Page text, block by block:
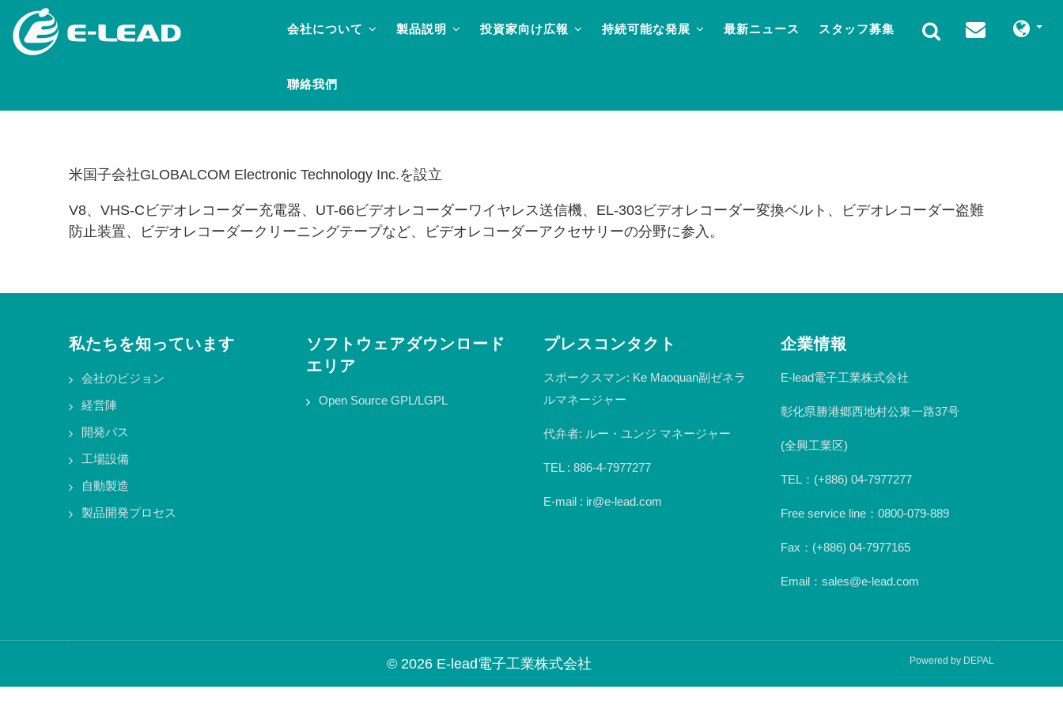
会社について 製品説明 投資家向け広報 持続可能な発展 最新ニュース スタッフ募集
聯絡我們
米国子会社GLOBALCOM Electronic Technology Inc.を設立
V8、VHS-Cビデオレコーダー充電器、UT-66ビデオレコーダーワイヤレス送信機、EL-303ビデオレコーダー変換ベルト、ビデオレコーダー盗難
防止装置、ビデオレコーダークリーニングテープなど、ビデオレコーダーアクセサリーの分野に参入。
私たちを知っています
会社のビジョン
経営陣
開発パス
工場設備
自動製造
製品開発プロセス
ソフトウェアダウンロード
エリア
Open Source GPL/LGPL
プレスコンタクト
スポークスマン: Ke Maoquan副ゼネラ
ルマネージャー
代弁者: ルー・ユンジ マネージャー
TEL : 886-4-7977277
E-mail : ir@e-lead.com
企業情報
E-lead電子工業株式会社
彰化県勝港郷西地村公東一路37号
(全興工業区)
TEL：(+886) 04-7977277
Free service line：0800-079-889
Fax：(+886) 04-7977165
Email：sales@e-lead.com
© 2026 E-lead電子工業株式会社 Powered by DEPAL